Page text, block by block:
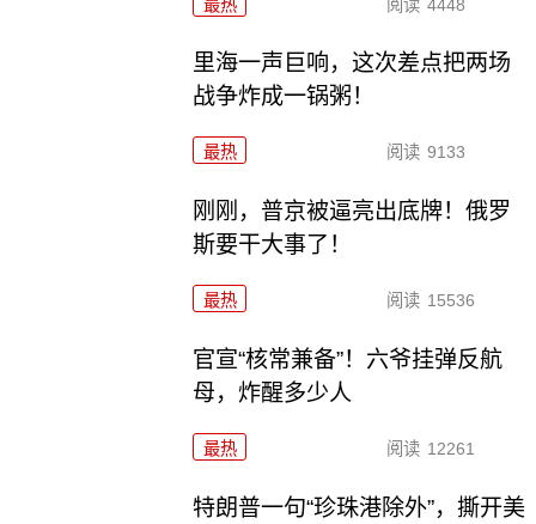
最热 阅读 4448
里海一声巨响，这次差点把两场
战争炸成一锅粥！
最热 阅读 9133
刚刚，普京被逼亮出底牌！俄罗
斯要干大事了！
最热 阅读 15536
官宣“核常兼备”！六爷挂弹反航
母，炸醒多少人
最热 阅读 12261
特朗普一句“珍珠港除外”，撕开美